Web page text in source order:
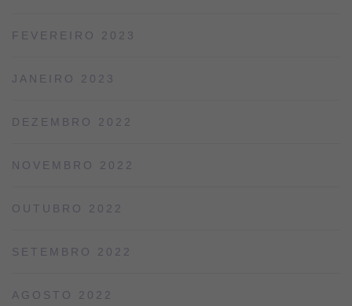
FEVEREIRO 2023
JANEIRO 2023
DEZEMBRO 2022
NOVEMBRO 2022
OUTUBRO 2022
SETEMBRO 2022
AGOSTO 2022